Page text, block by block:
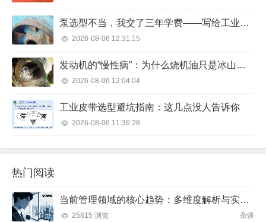
泵选型不当，我交了三年学费——写给工业人的避坑指南
2026-08-06 12:31:15
发动机的“慢性病”：为什么烧机油只是冰山一角？
2026-08-06 12:04:04
工业皮带选型避坑指南：这几点没人告诉你
2026-08-06 11:36:28
热门阅读
当前管理领域的核心趋势：多维度解析与实践方向
25815 浏览 杂谈